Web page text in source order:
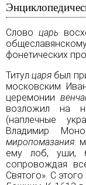
Слово царь
фонетических
Титулцаря был
московским
церемонии
возложил на
(наплечные
Владимир
миропомазания:
ему лоб, уши,
сопровождая
Святого». С